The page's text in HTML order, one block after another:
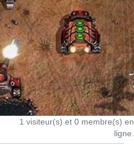
1 visiteur(s) et 0 membre(s) en
ligne.